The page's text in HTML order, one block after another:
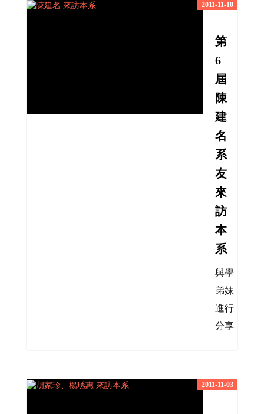
2011-11-10
第
6
屆
陳
建
名
系
友
來
訪
本
系
與學
弟妹
進行
分享
2011-11-03